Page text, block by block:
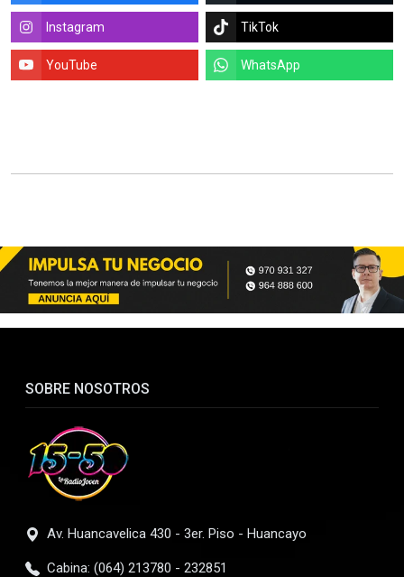
Instagram TikTok
YouTube WhatsApp
SOBRE NOSOTROS
Av. Huancavelica 430 - 3er. Piso - Huancayo
Cabina: (064) 213780 - 232851